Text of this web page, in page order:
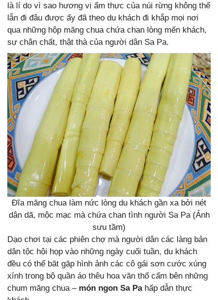
là lí do vì sao hương vị ẩm thực của núi rừng không thể
lẫn đi đâu được ấy đã theo du khách đi khắp mọi nơi
qua những hộp măng chua chứa chan lòng mến khách,
sự chân chất, thật thà của người dân Sa Pa.
Đĩa măng chua làm nức lòng du khách gần xa bởi nét
dân dã, mộc mạc mà chứa chan tình người Sa Pa (Ảnh
sưu tầm)
Dạo chơi tại các phiên chợ mà người dân các làng bản
dân tộc hội họp vào những ngày cuối tuần, du khách
đều có thể băt gặp hình ảnh các cô gái sơn cước xúng
xính trong bộ quần áo thêu hoa văn thổ cẩm bên những
chum măng chua – món ngon Sa Pahấp dẫn thực